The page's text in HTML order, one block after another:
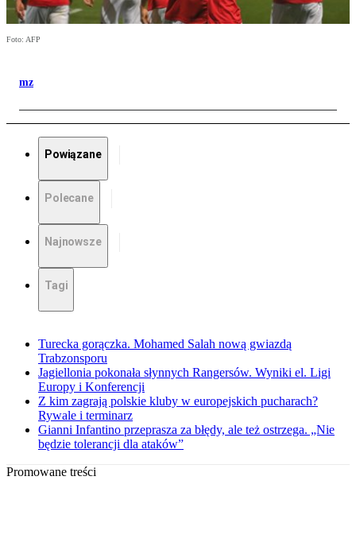
Foto: AFP
mz
Powiązane
Polecane
Najnowsze
Tagi
Turecka gorączka. Mohamed Salah nową gwiazdą
Trabzonsporu
Jagiellonia pokonała słynnych Rangersów. Wyniki el. Ligi
Europy i Konferencji
Z kim zagrają polskie kluby w europejskich pucharach?
Rywale i terminarz
Gianni Infantino przeprasza za błędy, ale też ostrzega. „Nie
będzie tolerancji dla ataków”
Promowane treści